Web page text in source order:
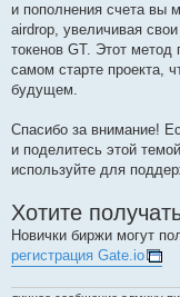
и пополнения счета вы
airdrop, увеличивая
токенов GT. Этот метод
самом старте проекта,
будущем.
Спасибо за внимание!
и поделитесь этой
используйте для
Хотите
Новички биржи могут
регистрация Gate.io